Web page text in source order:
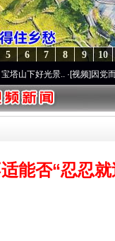
10
9
8
7
6
5
景..·[视频]因党而生 为党
能否“忍忍